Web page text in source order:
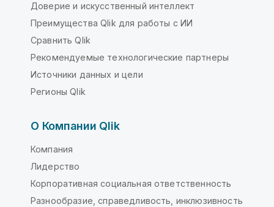
Доверие и искусственный интеллект
Преимущества Qlik для работы с ИИ
Сравнить Qlik
Рекомендуемые технологические партнеры
Источники данных и цели
Регионы Qlik
О Компании Qlik
Компания
Лидерство
Корпоративная социальная ответственность
Разнообразие, справедливость, инклюзивность